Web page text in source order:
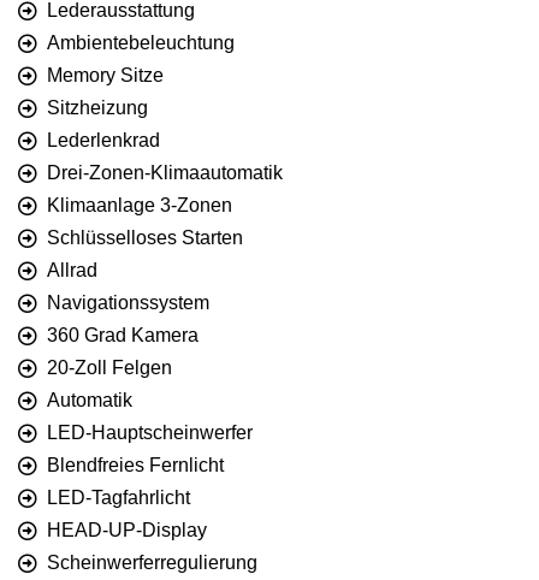
Lederausstattung
Ambientebeleuchtung
Memory Sitze
Sitzheizung
Lederlenkrad
Drei-Zonen-Klimaautomatik
Klimaanlage 3-Zonen
Schlüsselloses Starten
Allrad
Navigationssystem
360 Grad Kamera
20-Zoll Felgen
Automatik
LED-Hauptscheinwerfer
Blendfreies Fernlicht
LED-Tagfahrlicht
HEAD-UP-Display
Scheinwerferregulierung